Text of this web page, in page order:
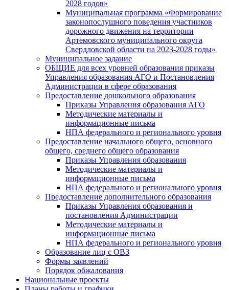
2028 годов»
Муниципальная программа «Формирование
законопослушного поведения участников
дорожного движения на территории
Артемовского муниципального округа
Свердловской области на 2023-2028 годы»
Муниципальное задание
ОБЩИЕ для всех уровней образования приказы
Управления образования АГО и Постановления
Администрации в сфере образования
Предоставление дошкольного образования
Приказы Управления образования АГО
Методические материалы и
информационные письма
НПА федерального и регионального уровня
Предоставление начального общего, основного
общего, среднего общего образования
Приказы Управления образования
Методические материалы и
информационные письма
НПА федерального и регионального уровня
Предоставление дополнительного образования
Приказы Управления образования и
постановления Администрации
Методические материалы и
информационные письма
НПА федерального и регионального уровня
Образование лиц с ОВЗ
Формы заявлений
Порядок обжалования
Национальные проекты